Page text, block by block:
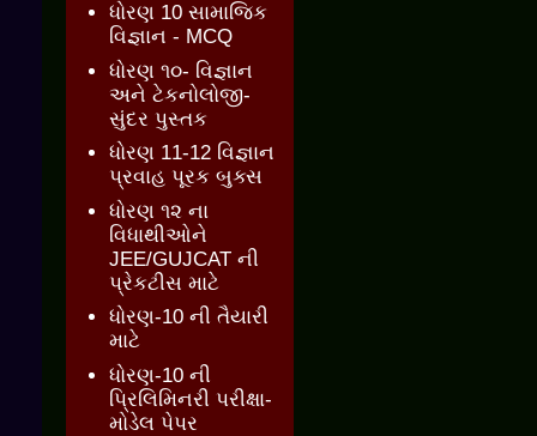
ધોરણ 10 સામાજિક
વિજ્ઞાન - MCQ
ધોરણ ૧૦- વિજ્ઞાન
અને ટેકનોલોજી-
સુંદર પુસ્તક
ધોરણ 11-12 વિજ્ઞાન
પ્રવાહ પૂરક બુક્સ
ધોરણ ૧૨ ના
વિધાથીઓને
JEE/GUJCAT ની
પ્રેકટીસ માટે
ધોરણ-10 ની તૈયારી
માટે
ધોરણ-10 ની
પ્રિલિમિનરી પરીક્ષા-
મોડેલ પેપર